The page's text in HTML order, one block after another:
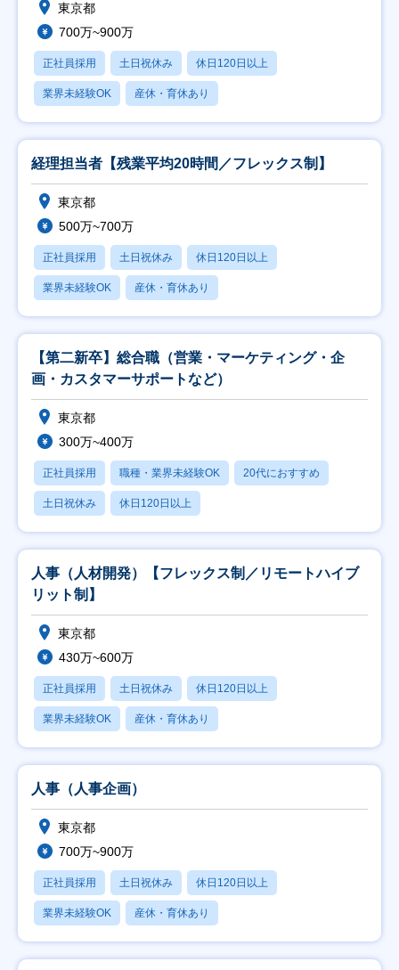
東京都
700万~900万
正社員採用 土日祝休み 休日120日以上
業界未経験OK 産休・育休あり
経理担当者【残業平均20時間／フレックス制】
東京都
500万~700万
正社員採用 土日祝休み 休日120日以上
業界未経験OK 産休・育休あり
【第二新卒】総合職（営業・マーケティング・企
画・カスタマーサポートなど）
東京都
300万~400万
正社員採用 職種・業界未経験OK 20代におすすめ
土日祝休み 休日120日以上
人事（人材開発）【フレックス制／リモートハイブ
リット制】
東京都
430万~600万
正社員採用 土日祝休み 休日120日以上
業界未経験OK 産休・育休あり
人事（人事企画）
東京都
700万~900万
正社員採用 土日祝休み 休日120日以上
業界未経験OK 産休・育休あり